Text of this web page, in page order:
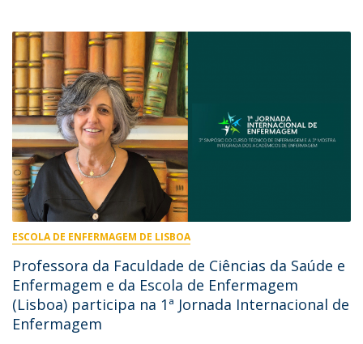
ESCOLA DE ENFERMAGEM DE LISBOA
Professora da Faculdade de Ciências da Saúde e
Enfermagem e da Escola de Enfermagem
(Lisboa) participa na 1ª Jornada Internacional de
Enfermagem